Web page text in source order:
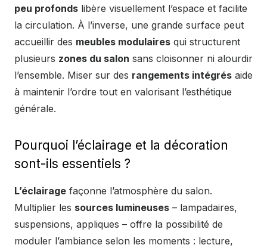
peu profonds libère visuellement l’espace et facilite
la circulation. À l’inverse, une grande surface peut
accueillir des meubles modulaires qui structurent
plusieurs zones du salon sans cloisonner ni alourdir
l’ensemble. Miser sur des rangements intégrés aide
à maintenir l’ordre tout en valorisant l’esthétique
générale.
Pourquoi l’éclairage et la décoration
sont-ils essentiels ?
L’éclairage façonne l’atmosphère du salon.
Multiplier les sources lumineuses – lampadaires,
suspensions, appliques – offre la possibilité de
moduler l’ambiance selon les moments : lecture,